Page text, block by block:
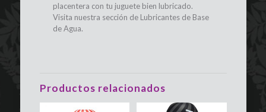
placentera con tu juguete bien lubricado.
Visita nuestra sección de Lubricantes de Base
de Agua.
Productos relacionados